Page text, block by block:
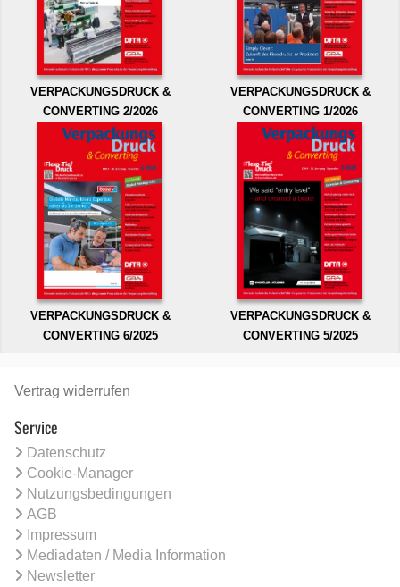
VERPACKUNGSDRUCK &
CONVERTING 2/2026
VERPACKUNGSDRUCK &
CONVERTING 1/2026
VERPACKUNGSDRUCK &
CONVERTING 6/2025
VERPACKUNGSDRUCK &
CONVERTING 5/2025
Vertrag widerrufen
Service
Datenschutz
Cookie-Manager
Nutzungsbedingungen
AGB
Impressum
Mediadaten / Media Information
Newsletter